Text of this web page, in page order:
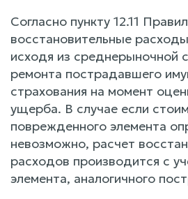
Согласно пункту 12.11
восстановительные
исходя из среднерыночной
ремонта пострадавшего
страхования на момент
ущерба. В случае если
поврежденного элемента
невозможно, расчет
расходов производится с
элемента, аналогичного